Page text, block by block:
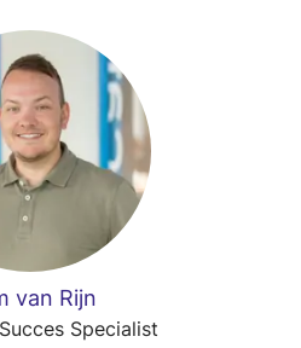
van Rijn
Specialist